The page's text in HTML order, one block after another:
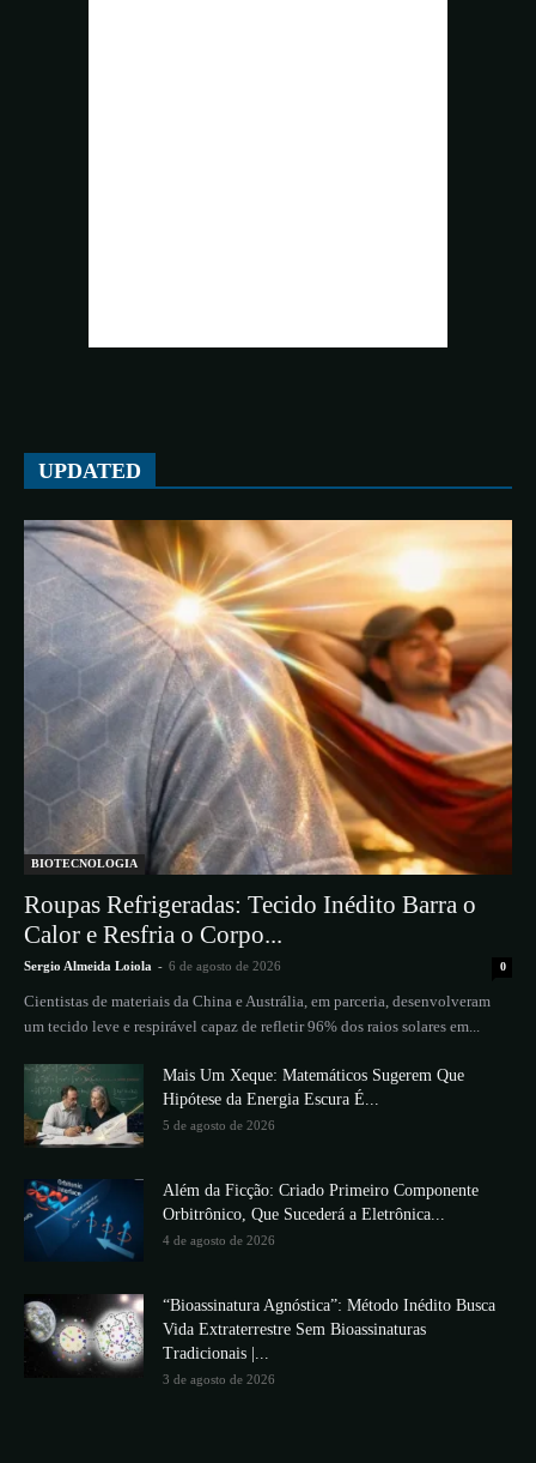
UPDATED
BIOTECNOLOGIA
Roupas Refrigeradas: Tecido Inédito Barra o
Calor e Resfria o Corpo...
Sergio Almeida Loiola - 6 de agosto de 2026 0
Cientistas de materiais da China e Austrália, em parceria, desenvolveram
um tecido leve e respirável capaz de refletir 96% dos raios solares em...
Mais Um Xeque: Matemáticos Sugerem Que
Hipótese da Energia Escura É...
5 de agosto de 2026
Além da Ficção: Criado Primeiro Componente
Orbitrônico, Que Sucederá a Eletrônica...
4 de agosto de 2026
“Bioassinatura Agnóstica”: Método Inédito Busca
Vida Extraterrestre Sem Bioassinaturas
Tradicionais |...
3 de agosto de 2026